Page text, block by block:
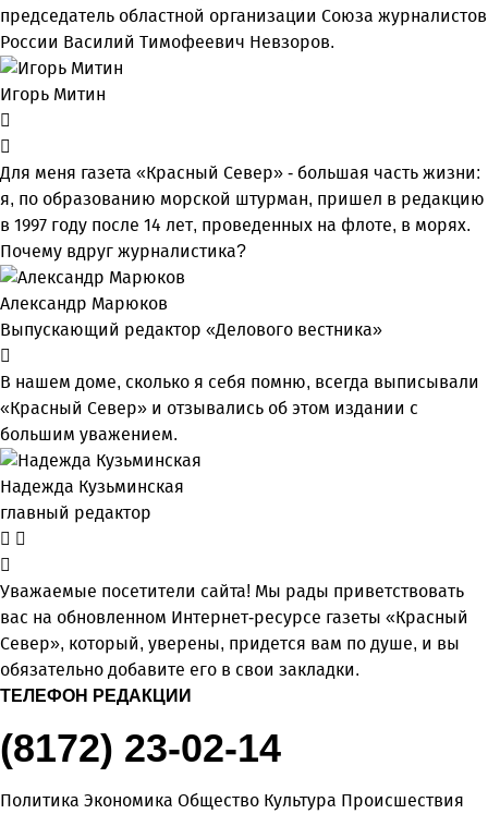
председатель областной организации Союза журналистов
России Василий Тимофеевич Невзоров.
Игорь Митин
Для меня газета «Красный Север» - большая часть жизни:
я, по образованию морской штурман, пришел в редакцию
в 1997 году после 14 лет, проведенных на флоте, в морях.
Почему вдруг журналистика?
Александр Марюков
Выпускающий редактор «Делового вестника»
В нашем доме, сколько я себя помню, всегда выписывали
«Красный Север» и отзывались об этом издании с
большим уважением.
Надежда Кузьминская
главный редактор
Уважаемые посетители сайта! Мы рады приветствовать
вас на обновленном Интернет-ресурсе газеты «Красный
Север», который, уверены, придется вам по душе, и вы
обязательно добавите его в свои закладки.
ТЕЛЕФОН РЕДАКЦИИ
(8172) 23-02-14
Политика Экономика Общество Культура Происшествия